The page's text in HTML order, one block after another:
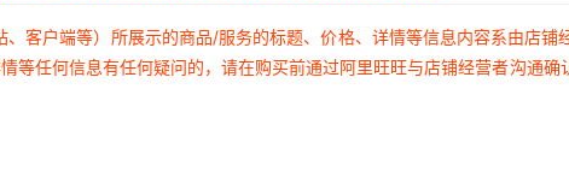
客户端等）所展示的商品/服务的标题、价格、详情等信息内容系由店
任何信息有任何疑问的，请在购买前通过阿里旺旺与店铺经营者沟通